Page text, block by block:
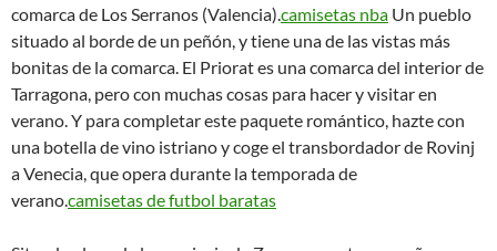
comarca de Los Serranos (Valencia).camisetas nba Un pueblo
situado al borde de un peñón, y tiene una de las vistas más
bonitas de la comarca. El Priorat es una comarca del interior de
Tarragona, pero con muchas cosas para hacer y visitar en
verano. Y para completar este paquete romántico, hazte con
una botella de vino istriano y coge el transbordador de Rovinj
a Venecia, que opera durante la temporada de
verano.camisetas de futbol baratas